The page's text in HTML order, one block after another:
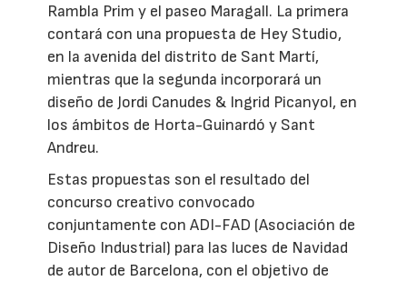
Rambla Prim y el paseo Maragall. La primera
contará con una propuesta de Hey Studio,
en la avenida del distrito de Sant Martí,
mientras que la segunda incorporará un
diseño de Jordi Canudes & Ingrid Picanyol, en
los ámbitos de Horta-Guinardó y Sant
Andreu.
Estas propuestas son el resultado del
concurso creativo convocado
conjuntamente con ADI-FAD (Asociación de
Diseño Industrial) para las luces de Navidad
de autor de Barcelona, con el objetivo de